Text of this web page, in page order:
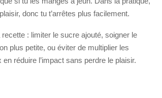
donc tu t’arrêtes plus facilement.
: limiter le sucre ajouté, soigner le
plus petite, ou éviter de multiplier les
réduire l’impact sans perdre le plaisir.